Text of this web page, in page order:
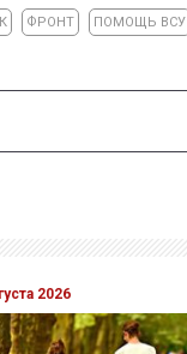
ФРОНТ ПОМОЩЬ ВСУ
2026